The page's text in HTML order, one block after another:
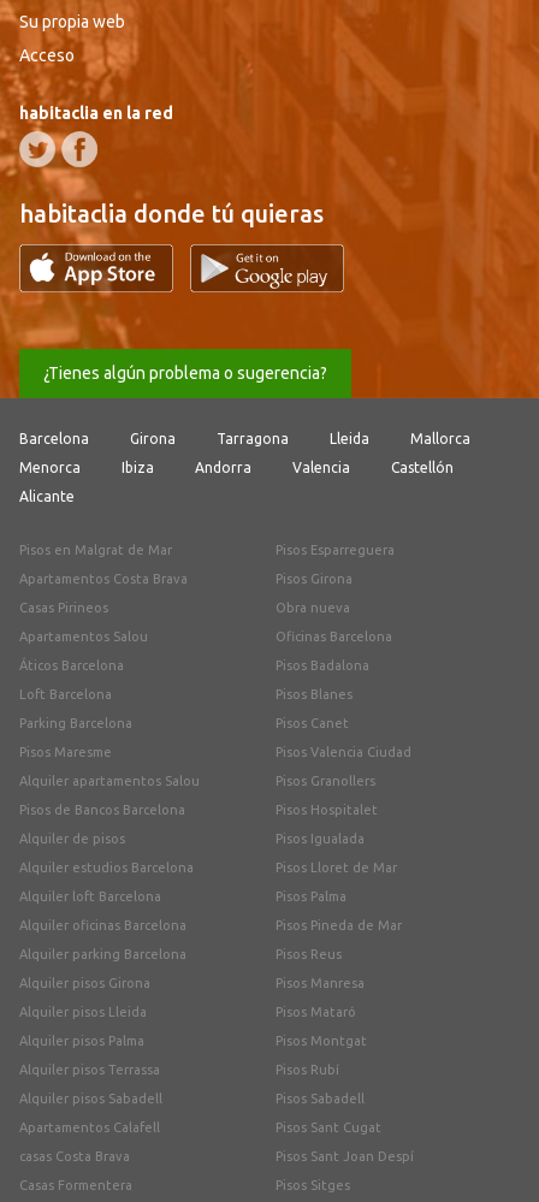
Su propia web
Acceso
habitaclia en la red
habitaclia donde tú quieras
¿Tienes algún problema o sugerencia?
Barcelona Girona Tarragona Lleida
Mallorca
Menorca
Ibiza Andorra Valencia
Castellón
Alicante
Pisos en Malgrat de Mar
Apartamentos Costa Brava
Casas Pirineos
Apartamentos Salou
Áticos Barcelona
Loft Barcelona
Parking Barcelona
Pisos Maresme
Alquiler apartamentos Salou
Pisos de Bancos Barcelona
Alquiler de pisos
Alquiler estudios Barcelona
Alquiler loft Barcelona
Alquiler oficinas Barcelona
Alquiler parking Barcelona
Alquiler pisos Girona
Alquiler pisos Lleida
Alquiler pisos Palma
Alquiler pisos Terrassa
Alquiler pisos Sabadell
Apartamentos Calafell
casas Costa Brava
Casas Formentera
Pisos Esparreguera
Pisos Girona
Obra nueva
Oficinas Barcelona
Pisos Badalona
Pisos Blanes
Pisos Canet
Pisos Valencia Ciudad
Pisos Granollers
Pisos Hospitalet
Pisos Igualada
Pisos Lloret de Mar
Pisos Palma
Pisos Pineda de Mar
Pisos Reus
Pisos Manresa
Pisos Mataró
Pisos Montgat
Pisos Rubí
Pisos Sabadell
Pisos Sant Cugat
Pisos Sant Joan Despí
Pisos Sitges